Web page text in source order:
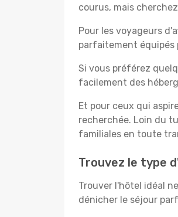
courus, mais
Pour les voyageurs
parfaitement équipés
Si vous préférez
facilement des
Et pour ceux qui
recherchée. Loin du
familiales en toute
Trouvez le type
Trouver l'hôtel idéal
dénicher le séjour